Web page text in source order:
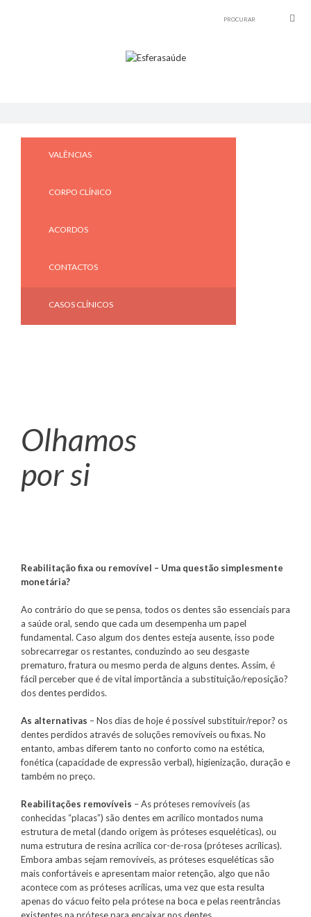
VALÊNCIAS
CORPO CLÍNICO
ACORDOS
CONTACTOS
CASOS CLÍNICOS
Olhamos
por si
Reabilitação fixa ou removível – Uma questão simplesmente
monetária?
Ao contrário do que se pensa, todos os dentes são essenciais para
a saúde oral, sendo que cada um desempenha um papel
fundamental. Caso algum dos dentes esteja ausente, isso pode
sobrecarregar os restantes, conduzindo ao seu desgaste
prematuro, fratura ou mesmo perda de alguns dentes. Assim, é
fácil perceber que é de vital importância a substituição/reposição?
dos dentes perdidos.
As alternativas – Nos dias de hoje é possível substituir/repor? os
dentes perdidos através de soluções removíveis ou fixas. No
entanto, ambas diferem tanto no conforto como na estética,
fonética (capacidade de expressão verbal), higienização, duração e
também no preço.
Reabilitações removíveis – As próteses removíveis (as
conhecidas “placas”) são dentes em acrílico montados numa
estrutura de metal (dando origem às próteses esqueléticas), ou
numa estrutura de resina acrílica cor-de-rosa (próteses acrílicas).
Embora ambas sejam removíveis, as próteses esqueléticas são
mais confortáveis e apresentam maior retenção, algo que não
acontece com as próteses acrílicas, uma vez que esta resulta
apenas do vácuo feito pela prótese na boca e pelas reentrâncias